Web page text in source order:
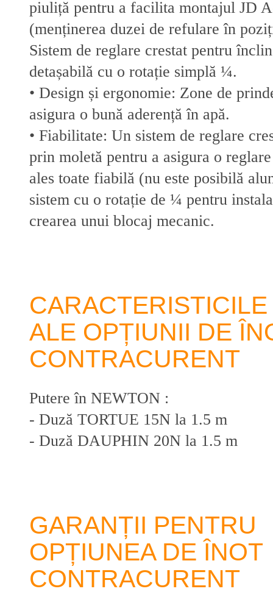
piuliță pentru a facilita montajul JD
(menținerea duzei de refulare în
Sistem de reglare crestat pentru
detașabilă cu o rotație simplă ¼.
• Design și ergonomie: Zone de
asigura o bună aderență în apă.
• Fiabilitate: Un sistem de reglare
prin moletă pentru a asigura o
ales toate fiabilă (nu este posibilă
sistem cu o rotație de ¼ pentru
crearea unui blocaj mecanic.
ALE OPȚIUNII DE
CONTRACURENT
Putere în NEWTON :
- Duză TORTUE 15N la 1.5 m
- Duză DAUPHIN 20N la 1.5 m
GARANȚII PENTRU
OPȚIUNEA DE ÎNOT
CONTRACURENT